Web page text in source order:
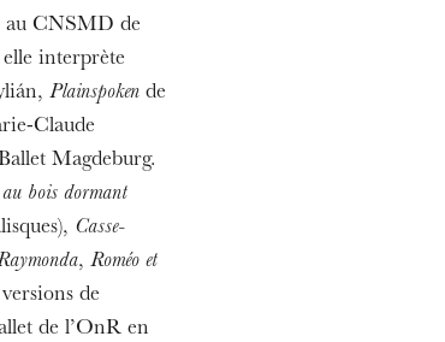
de
au CNSMD de
interprète
Plainspokende
Claude
Magdeburg.
bois dormant
Casse-
, Roméo et
de
de l’OnR en